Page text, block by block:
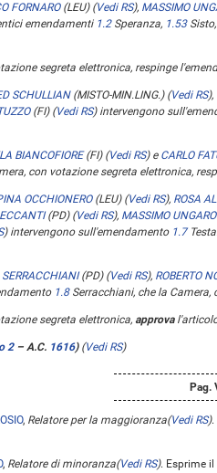
FORNARO(LEU) (Vedi RS), MASSIMO
emendamenti 1.2Speranza, 1.53Sisto,
segreta elettronica, respinge
SCHULLIAN(MISTO-MIN.LING.) (Vedi RS),
(FI) (Vedi RS)intervengono
BIANCOFIORE(FI) (Vedi RS)e CARLO
con votazione segreta elettronica,
OCCHIONERO(LEU) (Vedi RS), ROSA
(PD) (Vedi RS), MASSIMO UNGARO
)intervengono sull'emendamento 1.7
SERRACCHIANI(PD) (Vedi RS), ROBERTO
1.8Serracchiani, che la Camera,
segreta elettronica, approva
2– A.C. 1616) (Vedi RS)
Pag.
, Relatore per la maggioranza(Vedi RS).
, Relatore di minoranza(Vedi RS). Esprime